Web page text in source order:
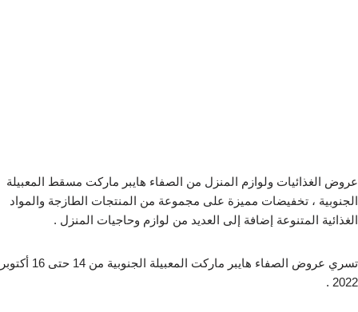
عروض الغذائيات ولوازم المنزل من الصفاء هايبر ماركت مسقط المعبيلة
الجنوبية ، تخفيضات مميزة على مجموعة من المنتجات الطازجة والمواد
الغذائية المتنوعة إضافة إلى العديد من لوازم وحاجيات المنزل .
تسري عروض الصفاء هايبر ماركت المعبيلة الجنوبية من 14 حتى 16 أكتوبر
2022 .